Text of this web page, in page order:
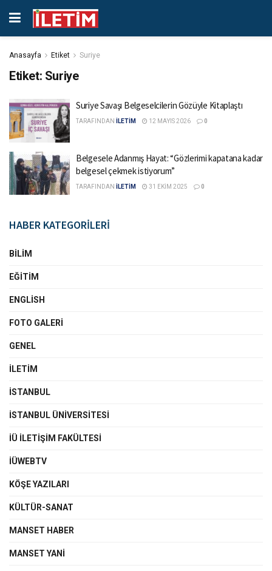
Anasayfa Etiket Suriye
Etiket: Suriye
Suriye Savaşı Belgeselcilerin Gözüyle Kitaplaştı
TARAFINDAN İLETİM 12 MAYIS 2026 0
Belgesele Adanmış Hayat: “Gözlerimi kapatana kadar
belgesel çekmek istiyorum”
TARAFINDAN İLETİM 31 EKIM 2025 0
HABER KATEGORİLERİ
BILIM
EĞITIM
ENGLISH
FOTO GALERI
GENEL
İLETIM
İSTANBUL
İSTANBUL ÜNIVERSITESI
İÜ İLETIŞIM FAKÜLTESI
İÜWEBTV
KÖŞE YAZILARI
KÜLTÜR-SANAT
MANSET HABER
MANSET YANI